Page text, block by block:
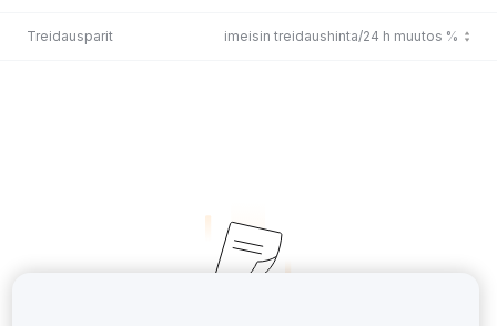
Treidausparit Viimeisin treidaushinta/24 h muutos %